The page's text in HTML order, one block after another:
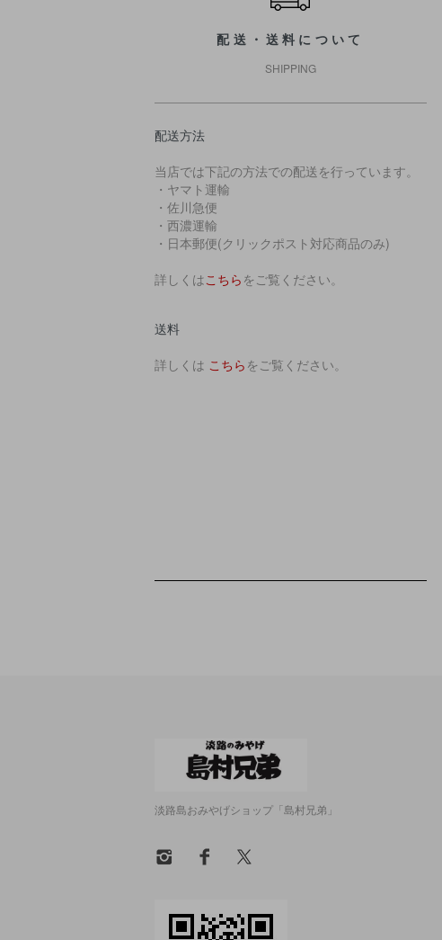
配送・送料について
SHIPPING
配送方法
当店では下記の方法での配送を行っています。
・ヤマト運輸
・佐川急便
・西濃運輸
・日本郵便(クリックポスト対応商品のみ)
詳しくはこちら をご覧ください。
送料
詳しくは こちら をご覧ください。
淡路島おみやげショップ「島村兄弟」